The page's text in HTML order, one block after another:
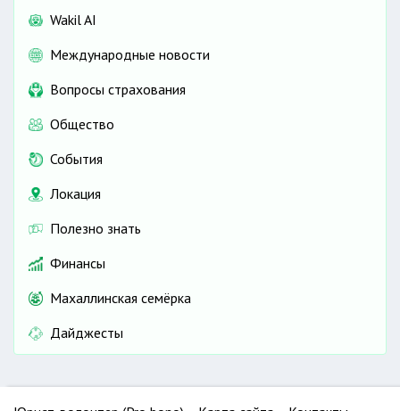
Wakil AI
Международные новости
Вопросы страхования
Общество
События
Локация
Полезно знать
Финансы
Махаллинская семёрка
Дайджесты